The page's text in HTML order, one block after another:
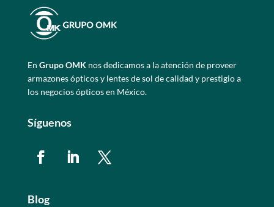
En Grupo OMKnos dedicamos a la atención de proveer
armazones ópticos y lentes de sol de calidad y prestigio a
los negocios ópticos en México.
Síguenos
Blog